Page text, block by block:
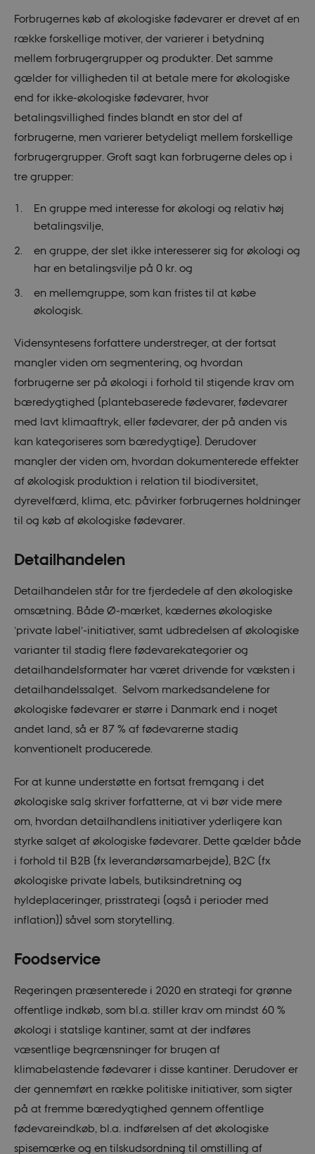
Forbrugernes køb af økologiske fødevarer er drevet af en
række forskellige motiver, der varierer i betydning
mellem forbrugergrupper og produkter. Det samme
gælder for villigheden til at betale mere for økologiske
end for ikke-økologiske fødevarer, hvor
betalingsvillighed findes blandt en stor del af
forbrugerne, men varierer betydeligt mellem forskellige
forbrugergrupper. Groft sagt kan forbrugerne deles op i
tre grupper:
En gruppe med interesse for økologi og relativ høj
betalingsvilje,
en gruppe, der slet ikke interesserer sig for økologi og
har en betalingsvilje på 0 kr. og
en mellemgruppe, som kan fristes til at købe
økologisk.
Vidensyntesens forfattere understreger, at der fortsat
mangler viden om segmentering, og hvordan
forbrugerne ser på økologi i forhold til stigende krav om
bæredygtighed (plantebaserede fødevarer, fødevarer
med lavt klimaaftryk, eller fødevarer, der på anden vis
kan kategoriseres som bæredygtige). Derudover
mangler der viden om, hvordan dokumenterede effekter
af økologisk produktion i relation til biodiversitet,
dyrevelfærd, klima, etc. påvirker forbrugernes holdninger
til og køb af økologiske fødevarer.
Detailhandelen
Detailhandelen står for tre fjerdedele af den økologiske
omsætning. Både Ø-mærket, kædernes økologiske
’private label’-initiativer, samt udbredelsen af økologiske
varianter til stadig flere fødevarekategorier og
detailhandelsformater har været drivende for væksten i
detailhandelssalget. Selvom markedsandelene for
økologiske fødevarer er større i Danmark end i noget
andet land, så er 87 % af fødevarerne stadig
konventionelt producerede.
For at kunne understøtte en fortsat fremgang i det
økologiske salg skriver forfatterne, at vi bør vide mere
om, hvordan detailhandlens initiativer yderligere kan
styrke salget af økologiske fødevarer. Dette gælder både
i forhold til B2B (fx leverandørsamarbejde), B2C (fx
økologiske private labels, butiksindretning og
hyldeplaceringer, prisstrategi (også i perioder med
inflation)) såvel som storytelling.
Foodservice
Regeringen præsenterede i 2020 en strategi for grønne
offentlige indkøb, som bl.a. stiller krav om mindst 60 %
økologi i statslige kantiner, samt at der indføres
væsentlige begrænsninger for brugen af
klimabelastende fødevarer i disse kantiner. Derudover er
der gennemført en række politiske initiativer, som sigter
på at fremme bæredygtighed gennem offentlige
fødevareindkøb, bl.a. indførelsen af det økologiske
spisemærke og en tilskudsordning til omstilling af